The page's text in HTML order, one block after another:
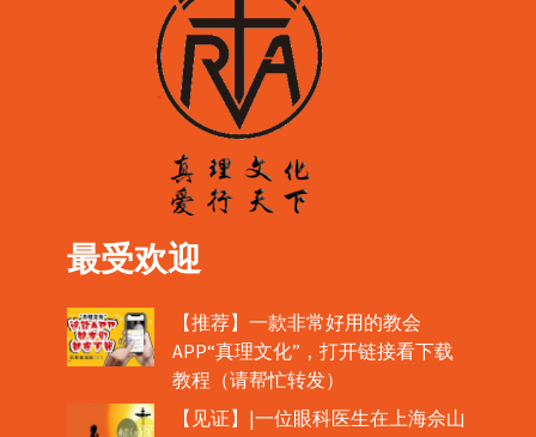
最受欢迎
【推荐】一款非常好用的教会
APP“真理文化”，打开链接看下载
教程（请帮忙转发）
【见证】|一位眼科医生在上海佘山